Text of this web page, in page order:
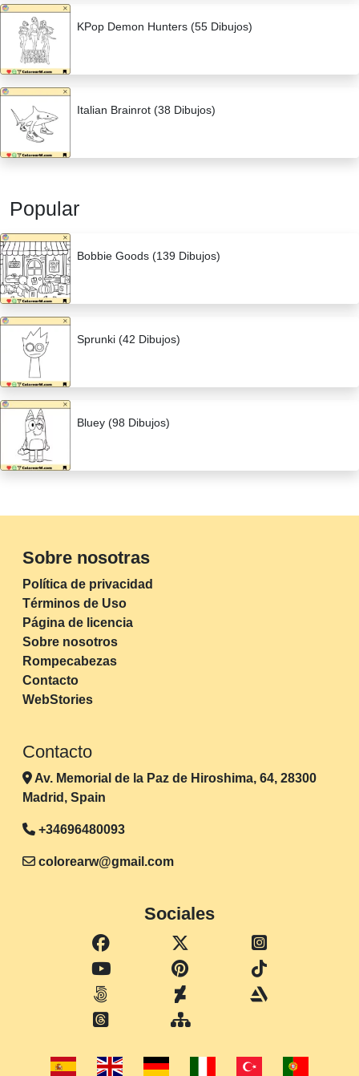
KPop Demon Hunters (55 Dibujos)
Italian Brainrot (38 Dibujos)
Popular
Bobbie Goods (139 Dibujos)
Sprunki (42 Dibujos)
Bluey (98 Dibujos)
Sobre nosotras
Política de privacidad
Términos de Uso
Página de licencia
Sobre nosotros
Rompecabezas
Contacto
WebStories
Contacto
Av. Memorial de la Paz de Hiroshima, 64, 28300
Madrid, Spain
+34696480093
colorearw@gmail.com
Sociales